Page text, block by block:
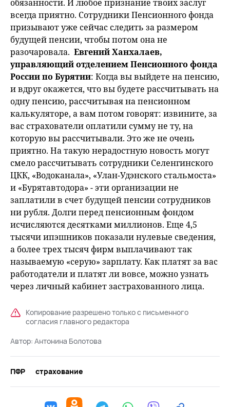
обязанности. И любое признание твоих заслуг
всегда приятно. Сотрудники Пенсионного фонда
призывают уже сейчас следить за размером
будущей пенсии, чтобы потом она не
разочаровала. Евгений Ханхалаев,
управляющий отделением Пенсионного фонда
России по Бурятии: Когда вы выйдете на пенсию,
и вдруг окажется, что вы будете рассчитывать на
одну пенсию, рассчитывая на пенсионном
калькуляторе, а вам потом говорят: извините, за
вас страхователи оплатили сумму не ту, на
которую вы рассчитывали. Это же не очень
приятно. На такую нерадостную новость могут
смело рассчитывать сотрудники Селенгинского
ЦКК, «Водоканала», «Улан-Удэнского стальмоста»
и «Бурятавтодора» - эти организации не
заплатили в счет будущей пенсии сотрудников
ни рубля. Долги перед пенсионным фондом
исчисляются десятками миллионов. Еще 4,5
тысячи ипэшников показали нулевые сведения,
а более трех тысяч фирм выплачивают так
называемую «серую» зарплату. Как платят за вас
работодатели и платят ли вовсе, можно узнать
через личный кабинет застрахованного лица.
Копирование разрешено только с письменного
согласия главного редактора
Автор: Антонина Болотова
ПФР страхование